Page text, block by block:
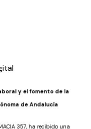
y el fomento de la
de Andalucía
357, ha recibido una